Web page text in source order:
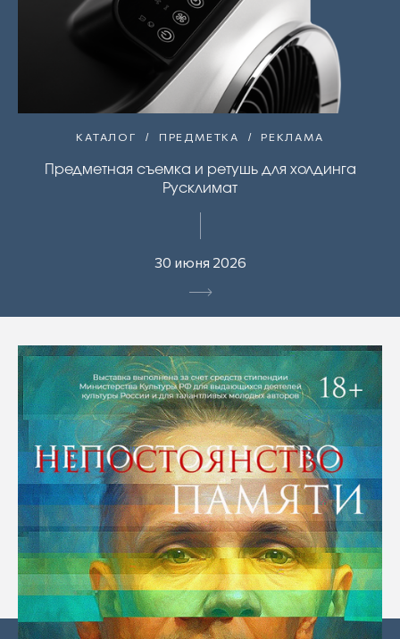
КАТАЛОГ ПРЕДМЕТКА РЕКЛАМА
Предметная съемка и ретушь для холдинга
Русклимат
30 июня 2026